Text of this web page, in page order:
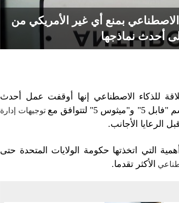
الاصطناعي بمنع أي غير الأمريكي من
أحدث نماذجها
للذكاء الاصطناعي إنها أوقفت عمل أحدث
لتتوافق مع
توجيهات إدارة
الرعايا الأجانب.
التي اتخذتها حكومة الولايات المتحدة حتى
الأكثر تقدما.